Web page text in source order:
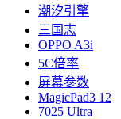
潮汐引擎
三国志
OPPO A3i
5C倍率
屏幕参数
MagicPad3 12
7025 Ultra